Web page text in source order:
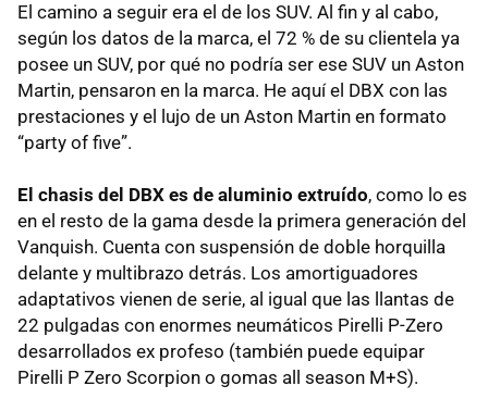
El camino a seguir era el de los SUV. Al fin y al cabo,
según los datos de la marca, el 72 % de su clientela ya
posee un SUV, por qué no podría ser ese SUV un Aston
Martin, pensaron en la marca. He aquí el DBX con las
prestaciones y el lujo de un Aston Martin en formato
“party of five”.
El chasis del DBX es de aluminio extruído, como lo es
en el resto de la gama desde la primera generación del
Vanquish. Cuenta con suspensión de doble horquilla
delante y multibrazo detrás. Los amortiguadores
adaptativos vienen de serie, al igual que las llantas de
22 pulgadas con enormes neumáticos Pirelli P-Zero
desarrollados ex profeso (también puede equipar
Pirelli P Zero Scorpion o gomas all season M+S).